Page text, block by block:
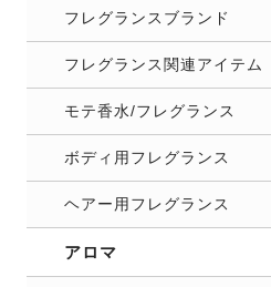
フレグランスブランド
フレグランス関連アイテム
モテ香水/フレグランス
ボディ用フレグランス
ヘアー用フレグランス
アロマ